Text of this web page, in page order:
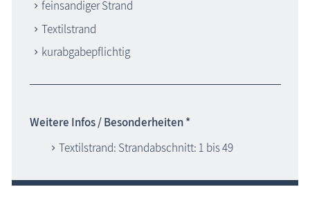
feinsandiger Strand
Textilstrand
kurabgabepflichtig
Weitere Infos / Besonderheiten *
Textilstrand: Strandabschnitt: 1 bis 49